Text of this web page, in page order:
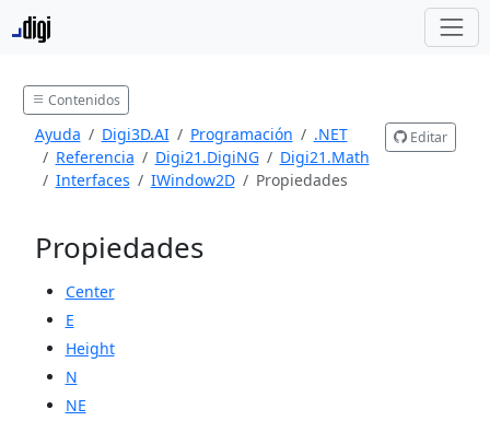
Contenidos
Ayuda Digi3D.AI Programación
.NET
Referencia
Digi21.DigiNG
Digi21.Math
Interfaces
IWindow2D Propiedades
Editar
Propiedades
Center
E
Height
N
NE